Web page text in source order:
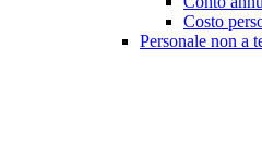
Costo
Personale non a